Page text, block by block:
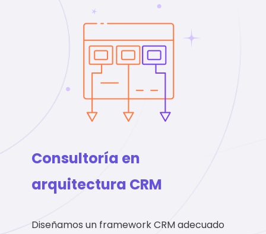
Consultoría en
arquitectura CRM
Diseñamos un framework CRM adecuado